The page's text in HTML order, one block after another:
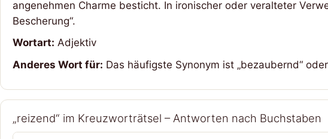
angenehmen Charme besticht. In ironischer oder veralteter
Bescherung“.
Wortart: Adjektiv
Anderes Wort für: Das häufigste Synonym ist „bezaubernd“
„reizend“ im Kreuzworträtsel – Antworten nach Buchstaben